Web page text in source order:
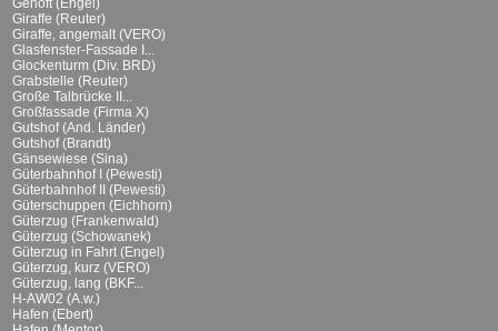
Gehöft (Engel)
Giraffe (Reuter)
Giraffe, angemalt (VERO)
Glasfenster-Fassade I...
Glockenturm (Div. BRD)
Grabstelle (Reuter)
Große Talbrücke II...
Großfassade (Firma X)
Gutshof (And. Länder)
Gutshof (Brandt)
Gänsewiese (Sina)
Güterbahnhof I (Pewesti)
Güterbahnhof II (Pewesti)
Güterschuppen (Eichhorn)
Güterzug (Frankenwald)
Güterzug (Schowanek)
Güterzug in Fahrt (Engel)
Güterzug, kurz (VERO)
Güterzug, lang (BKF...
H-AW02 (A.w.)
Hafen (Ebert)